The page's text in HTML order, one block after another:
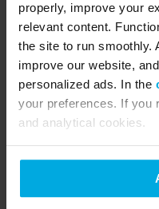
properly, improve your
relevant content.
the site to run smoothly.
improve our website,
personalized ads. In the
your preferences. If you
and analytical cookies.
The concept of Swapfiets
monthly subscription fee,
receive a fully functional
solution for their own
is available within 48
swap the two-wheeler at